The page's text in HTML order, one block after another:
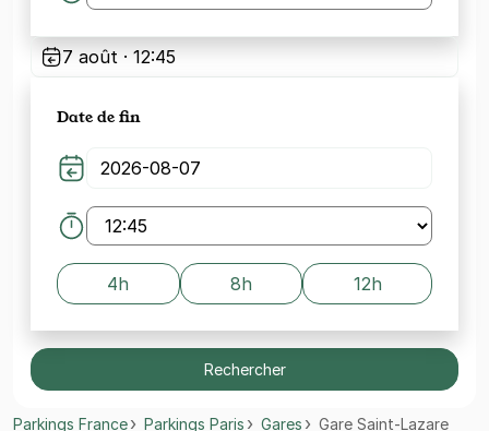
7 août · 12:45
Date de fin
4h 8h 12h
Rechercher
Parkings France Parkings Paris Gares Gare Saint-Lazare